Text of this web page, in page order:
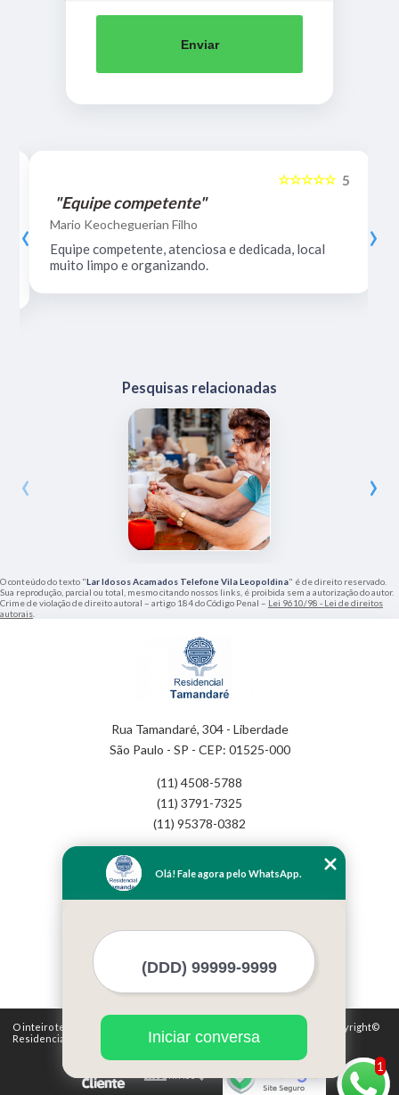
Enviar
5
☆☆☆☆☆
"Equipe competente"
Mario Keocheguerian Filho
Equipe competente, atenciosa e dedicada, local
muito limpo e organizando.
‹ ›
Pesquisas relacionadas
‹ ›
O conteúdo do texto "Lar Idosos Acamados Telefone Vila Leopoldina" é de direito reservado.
Sua reprodução, parcial ou total, mesmo citando nossos links, é proibida sem a autorização do autor.
Crime de violação de direito autoral – artigo 184 do Código Penal – Lei 9610/98 - Lei de direitos
autorais
Rua Tamandaré, 304 - Liberdade
São Paulo - SP - CEP: 01525-000
(11) 4508-5788
(11) 3791-7325
(11) 95378-0382
Empresa
Missão
Mapa do site
Mais Serviços
O inteiro teor deste site está sujeito à proteção de direitos autorais. Copyright©
Residencial Tamandaré (Lei 9610 de 19/02/1998)
1
Olá! Fale agora pelo WhatsApp.
Iniciar conversa